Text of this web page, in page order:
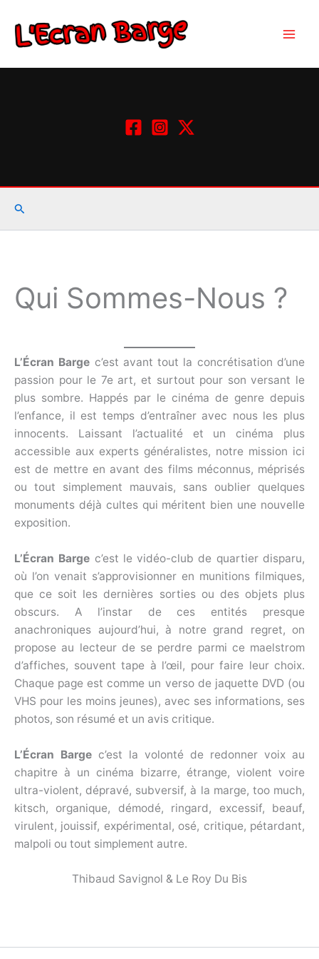
contenu
Rechercher
Qui Sommes-Nous ?
L’Écran Barge c’est avant tout la concrétisation d’une
passion pour le 7e art, et surtout pour son versant le
plus sombre. Happés par le cinéma de genre depuis
l’enfance, il est temps d’entraîner avec nous les plus
innocents. Laissant l’actualité et un cinéma plus
accessible aux experts généralistes, notre mission ici
est de mettre en avant des films méconnus, méprisés
ou tout simplement mauvais, sans oublier quelques
monuments déjà cultes qui méritent bien une nouvelle
exposition.
L’Écran Barge c’est le vidéo-club de quartier disparu,
où l’on venait s’approvisionner en munitions filmiques,
que ce soit les dernières sorties ou des objets plus
obscurs. A l’instar de ces entités presque
anachroniques aujourd’hui, à notre grand regret, on
propose au lecteur de se perdre parmi ce maelstrom
d’affiches, souvent tape à l’œil, pour faire leur choix.
Chaque page est comme un verso de jaquette DVD (ou
VHS pour les moins jeunes), avec ses informations, ses
photos, son résumé et un avis critique.
L’Écran Barge c’est la volonté de redonner voix au
chapitre à un cinéma bizarre, étrange, violent voire
ultra-violent, dépravé, subversif, à la marge, too much,
kitsch, organique, démodé, ringard, excessif, beauf,
virulent, jouissif, expérimental, osé, critique, pétardant,
malpoli ou tout simplement autre.
Thibaud Savignol & Le Roy Du Bis